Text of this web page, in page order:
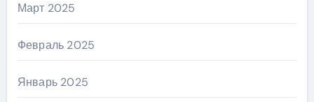
Март 2025
Февраль 2025
Январь 2025